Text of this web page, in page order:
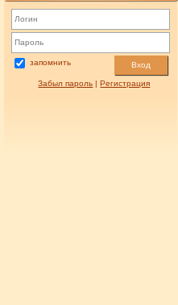
запомнить Вход
Забыл пароль |Регистрация